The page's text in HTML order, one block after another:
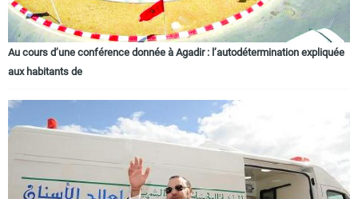
Au cours d’une conférence donnée à Agadir : l’autodétermination expliquée
aux habitants de